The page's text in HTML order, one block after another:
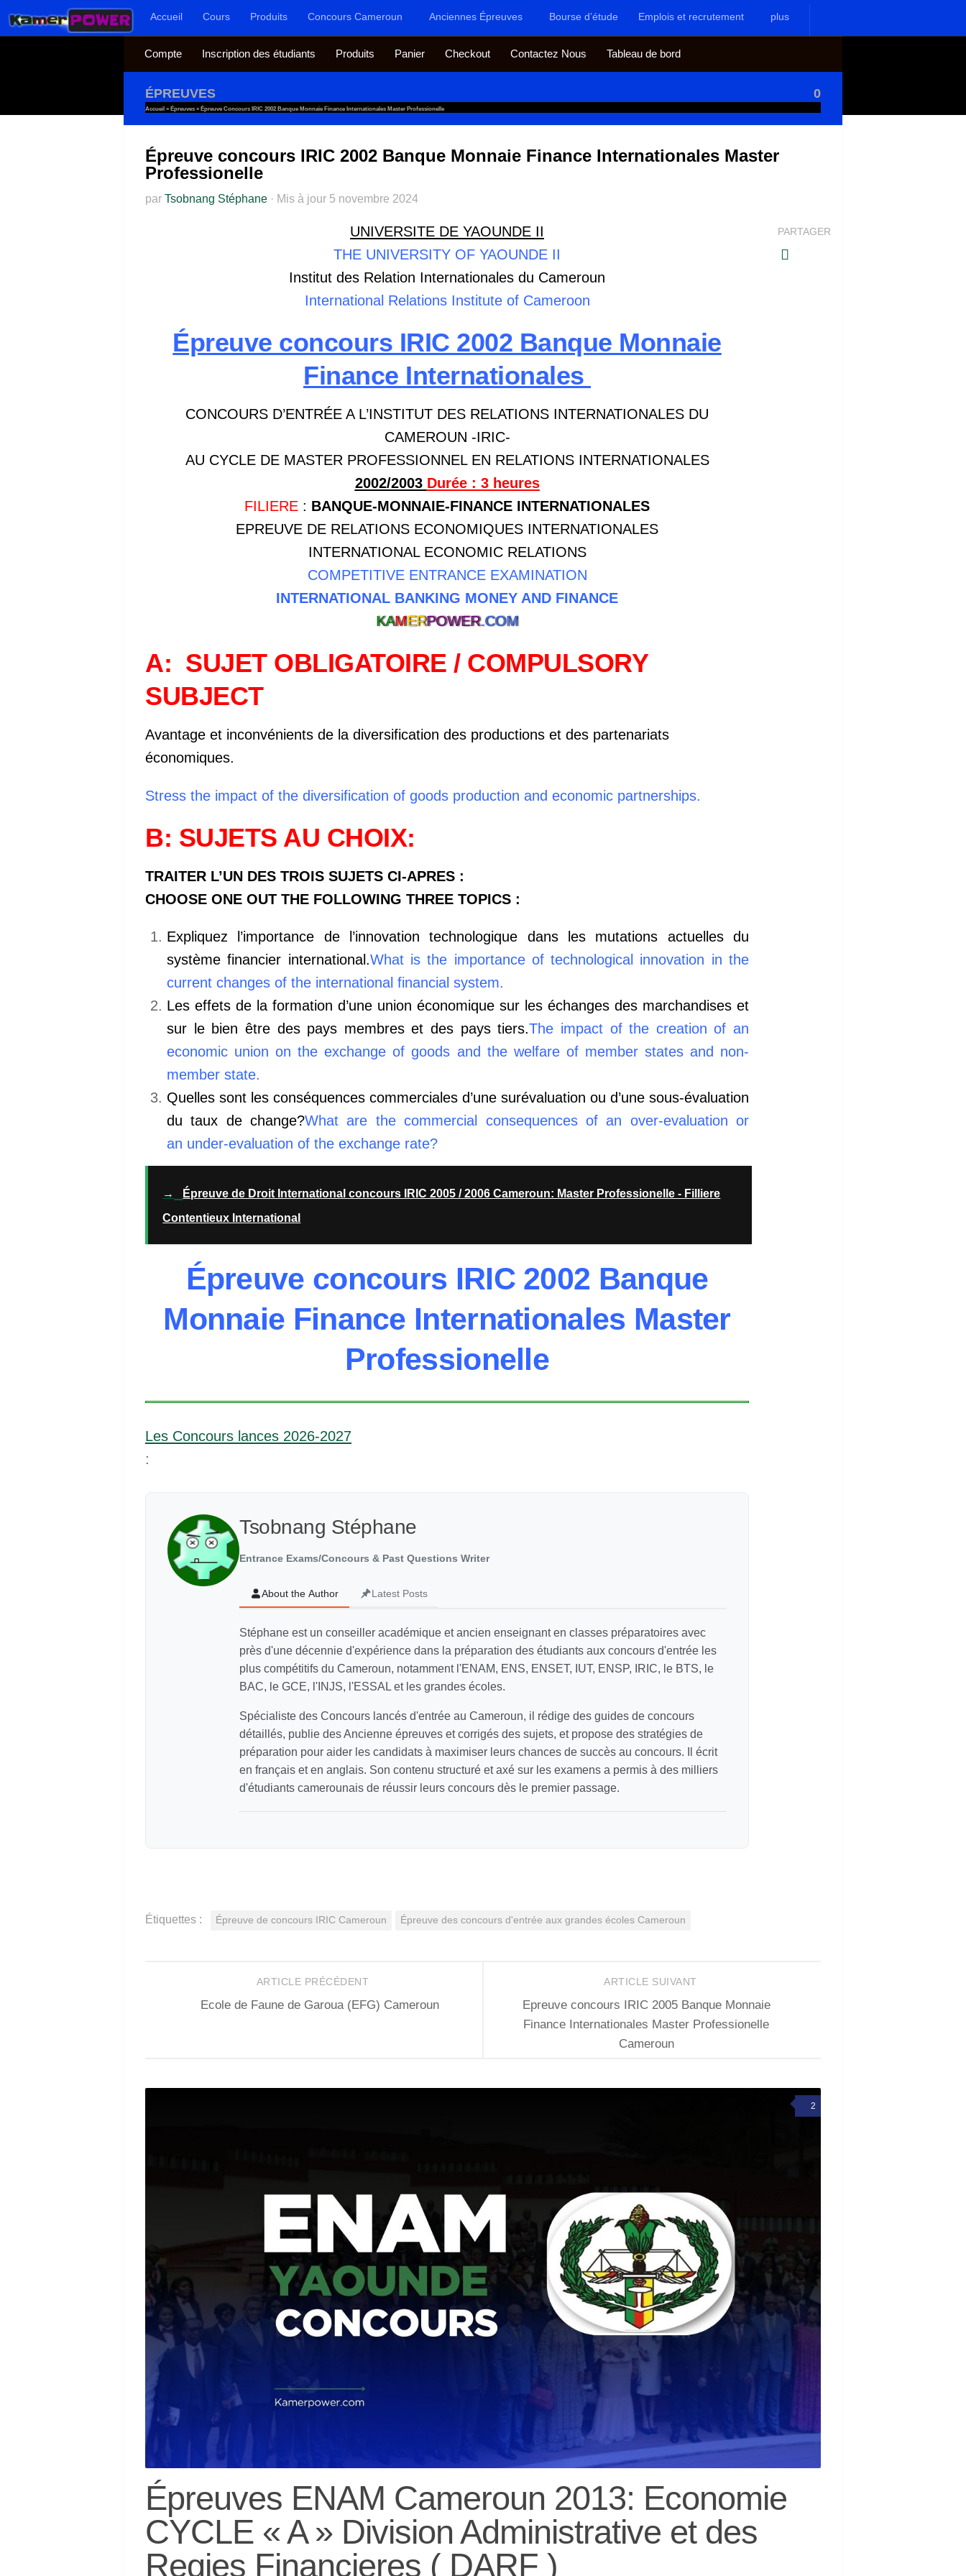
Au dessous du contenuAccueil Cours Produits Concours Cameroun Anciennes Épreuves Bourse d’étude Emplois et recrutement plus
Compte Inscription des étudiants Produits Panier Checkout Contactez Nous Tableau de bord
ÉPREUVES 0
Accueil » Épreuves » Épreuve Concours IRIC 2002 Banque Monnaie Finance Internationales Master Professionelle
Épreuve concours IRIC 2002 Banque Monnaie Finance Internationales Master
Professionelle
par Tsobnang Stéphane · Mis à jour 5 novembre 2024
UNIVERSITE DE YAOUNDE II
THE UNIVERSITY OF YAOUNDE II
Institut des Relation Internationales du Cameroun
International Relations Institute of Cameroon
Épreuve concours IRIC 2002 Banque Monnaie
Finance Internationales
CONCOURS D’ENTRÉE A L’INSTITUT DES RELATIONS INTERNATIONALES DU
CAMEROUN -IRIC-
AU CYCLE DE MASTER PROFESSIONNEL EN RELATIONS INTERNATIONALES
2002/2003 Durée : 3 heures
FILIERE : BANQUE-MONNAIE-FINANCE INTERNATIONALES
EPREUVE DE RELATIONS ECONOMIQUES INTERNATIONALES
INTERNATIONAL ECONOMIC RELATIONS
COMPETITIVE ENTRANCE EXAMINATION
INTERNATIONAL BANKING MONEY AND FINANCE
KAMERPOWER.COM
A: SUJET OBLIGATOIRE / COMPULSORY
SUBJECT
Avantage et inconvénients de la diversification des productions et des partenariats
économiques.
Stress the impact of the diversification of goods production and economic partnerships.
B: SUJETS AU CHOIX:
TRAITER L’UN DES TROIS SUJETS CI-APRES :
CHOOSE ONE OUT THE FOLLOWING THREE TOPICS :
Expliquez l’importance de l’innovation technologique dans les mutations actuelles du
système financier international.What is the importance of technological innovation in the
current changes of the international financial system.
Les effets de la formation d’une union économique sur les échanges des marchandises et
sur le bien être des pays membres et des pays tiers.The impact of the creation of an
economic union on the exchange of goods and the welfare of member states and non-
member state.
Quelles sont les conséquences commerciales d’une surévaluation ou d’une sous-évaluation
du taux de change?What are the commercial consequences of an over-evaluation or
an under-evaluation of the exchange rate?
→
Épreuve de Droit International concours IRIC 2005 / 2006 Cameroun: Master Professionelle - Filliere
Contentieux International
Épreuve concours IRIC 2002 Banque
Monnaie Finance Internationales Master
Professionelle
Les Concours lances 2026-2027
:
Tsobnang Stéphane
Entrance Exams/Concours & Past Questions Writer
About the Author Latest Posts
Stéphane est un conseiller académique et ancien enseignant en classes préparatoires avec
près d'une décennie d'expérience dans la préparation des étudiants aux concours d'entrée les
plus compétitifs du Cameroun, notamment l'ENAM, ENS, ENSET, IUT, ENSP, IRIC, le BTS, le
BAC, le GCE, l'INJS, l'ESSAL et les grandes écoles.
Spécialiste des Concours lancés d'entrée au Cameroun, il rédige des guides de concours
détaillés, publie des Ancienne épreuves et corrigés des sujets, et propose des stratégies de
préparation pour aider les candidats à maximiser leurs chances de succès au concours. Il écrit
en français et en anglais. Son contenu structuré et axé sur les examens a permis à des milliers
d'étudiants camerounais de réussir leurs concours dès le premier passage.
PARTAGER
Étiquettes : Épreuve de concours IRIC Cameroun Épreuve des concours d'entrée aux grandes écoles Cameroun
ARTICLE SUIVANT
Epreuve concours IRIC 2005 Banque Monnaie
Finance Internationales Master Professionelle
Cameroun
ARTICLE PRÉCÉDENT
Ecole de Faune de Garoua (EFG) Cameroun
2
Épreuves ENAM Cameroun 2013: Economie
CYCLE « A » Division Administrative et des
Regies Financieres ( DARF )